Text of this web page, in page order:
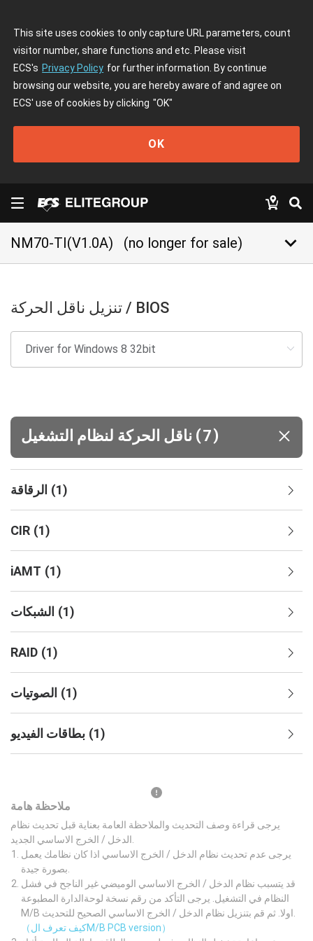
This site uses cookies to only capture URL parameters, count
visitor number, share functions and etc. Please visit
ECS's Privacy Policy for further information. By continue
browsing our website, you are hereby aware of and agree on
ECS' use of cookies by clicking "OK"
OK
NM70-TI(V1.0A) (no longer for sale) keyboard_arrow_down
تنزيل ناقل الحركة / BIOS
(7)
الرقاقة (1)
CIR (1)
iAMT (1)
الشبكات (1)
RAID (1)
الصوتيات (1)
بطاقات الفيديو (1)
ملاحظة هامة
يرجى قراءة وصف التحديث والملاحظة العامة بعناية قبل تحديث نظام
يرجى عدم تحديث نظام الدخل / الخرج الاساسي اذا كان نظامك يعمل
قد يتسبب نظام الدخل / الخرج الاساسي الوميضي غير الناجح في فشل
النظام في التشغيل. يرجى التأكد من رقم نسخة لوحةالدارة المطبوعة
（كيف تعرف الM/B PCB version）